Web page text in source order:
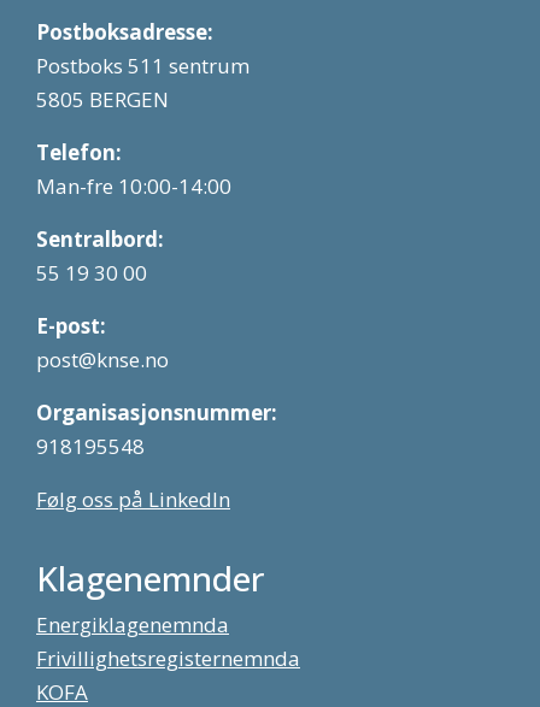
Postboksadresse:
Postboks 511 sentrum
5805 BERGEN
Telefon:
Man-fre 10:00-14:00
Sentralbord:
55 19 30 00
E-post:
post@knse.no
Organisasjonsnummer:
918195548
Følg oss på LinkedIn
Klagenemnder
Energiklagenemnda
Frivillighetsregisternemnda
KOFA